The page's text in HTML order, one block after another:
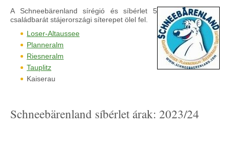
A Schneebärenland sírégió és síbérlet 5
családbarát stájerországi síterepet ölel fel.
Loser-Altaussee
Planneralm
Riesneralm
Tauplitz
Kaiserau
Schneebärenland síbérlet árak: 2023/24